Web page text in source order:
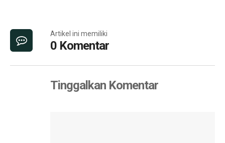
Artikel ini memiliki
0 Komentar
Tinggalkan Komentar